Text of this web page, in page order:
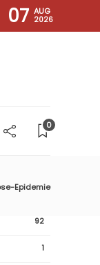
07 AUG
2026
0
Epidemie
92
1